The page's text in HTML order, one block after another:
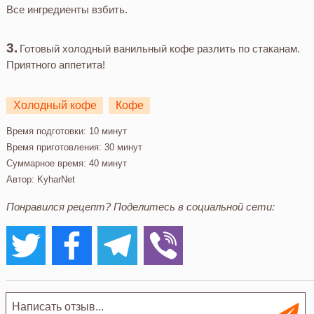
Все ингредиенты взбить.
Готовый холодный ванильный кофе разлить по стаканам.
Приятного аппетита!
Холодный кофе Кофе
Время подготовки: 10 минут
Время приготовления: 30 минут
Суммарное время: 40 минут
Автор: KyharNet
Понравился рецепт? Поделитесь в социальной сети: